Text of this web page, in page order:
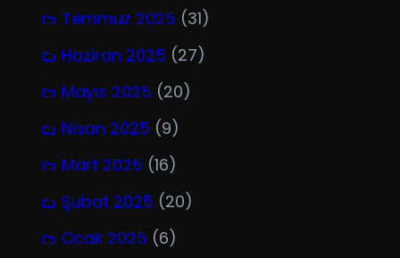
Temmuz 2025 (31)
Haziran 2025 (27)
Mayıs 2025 (20)
Nisan 2025 (9)
Mart 2025 (16)
Şubat 2025 (20)
Ocak 2025 (6)